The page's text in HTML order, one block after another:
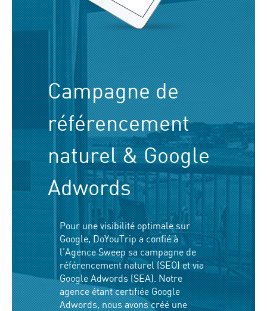
Campagne de
référencement
naturel & Google
Adwords
Pour une visibilité optimale sur
Google, DoYouTrip a confié à
l’Agence Sweep sa campagne de
référencement naturel (SEO) et via
Google Adwords (SEA). Notre
agence étant certifiée Google
Adwords, nous avons créé une